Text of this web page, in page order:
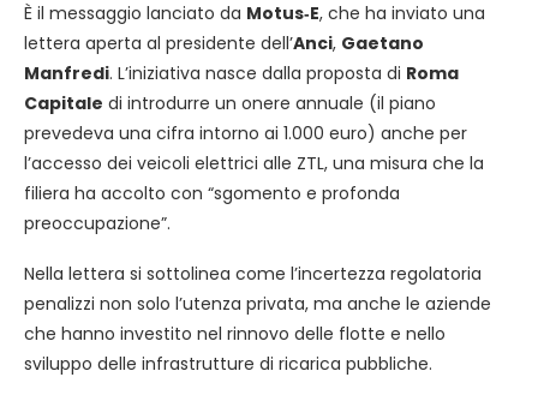
È il messaggio lanciato da Motus‑E, che ha inviato una
lettera aperta al presidente dell’Anci, Gaetano
Manfredi. L’iniziativa nasce dalla proposta di Roma
Capitale di introdurre un onere annuale (il piano
prevedeva una cifra intorno ai 1.000 euro) anche per
l’accesso dei veicoli elettrici alle ZTL, una misura che la
filiera ha accolto con “sgomento e profonda
preoccupazione”.
Nella lettera si sottolinea come l’incertezza regolatoria
penalizzi non solo l’utenza privata, ma anche le aziende
che hanno investito nel rinnovo delle flotte e nello
sviluppo delle infrastrutture di ricarica pubbliche.